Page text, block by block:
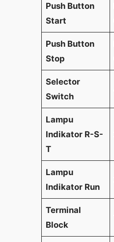
Push Button
Start
Push Button
Stop
Selector
Switch
Lampu
Indikator R-S-
T
Lampu
Indikator Run
Terminal
Block